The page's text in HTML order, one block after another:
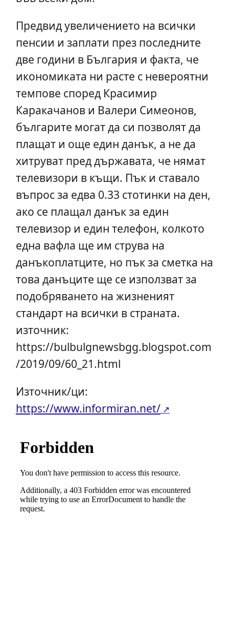
Предвид увеличението на всички
пенсии и заплати през последните
две години в България и факта, че
икономиката ни расте с невероятни
темпове според Красимир
Каракачанов и Валери Симеонов,
българите могат да си позволят да
плащат и още един данък, а не да
хитруват пред държавата, че нямат
телевизори в къщи. Пък и ставало
въпрос за едва 0.33 стотинки на ден,
ако се плащал данък за един
телевизор и един телефон, колкото
една вафла ще им струва на
данъкоплатците, но пък за сметка на
това данъците ще се използват за
подобряването на жизненият
стандарт на всички в страната.
източник:
https://bulbulgnewsbgg.blogspot.com
/2019/09/60_21.html
Източник/ци:
https://www.informiran.net/